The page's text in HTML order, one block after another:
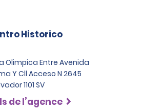
Historico
Olimpica Entre Avenida
Y Cll Acceso N 2645
1101 SV
de l’agence